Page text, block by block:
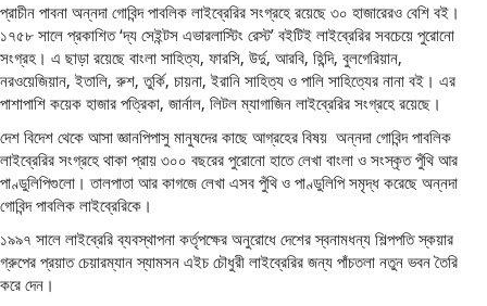
প্রাচীন পাবনা অন্নদা গোবিন্দ পাবলিক লাইব্রেরির সংগ্রহে রয়েছে ৩০ হাজারেরও বেশি বই।
১৭৫৮ সালে প্রকাশিত ‘দ্য সেইন্টস এভারলাস্টিং রেস্ট’ বইটিই লাইব্রেরির সবচেয়ে পুরোনো
সংগ্রহ। এ ছাড়া রয়েছে বাংলা সাহিত্য, ফারসি, উর্দু, আরবি, হিন্দি, বুলগেরিয়ান,
নরওয়েজিয়ান, ইতালি, রুশ, তুর্কি, চায়না, ইরানি সাহিত্য ও পালি সাহিত্যের নানা বই। এর
পাশাপাশি কয়েক হাজার পত্রিকা, জার্নাল, লিটল ম্যাগাজিন লাইব্রেরির সংগ্রহে রয়েছে।
দেশ বিদেশ থেকে আসা জ্ঞানপিপাসু মানুষদের কাছে আগ্রহের বিষয় অন্নদা গোবিন্দ পাবলিক
লাইব্রেরির সংগ্রহে থাকা প্রায় ৩০০ বছরের পুরোনো হাতে লেখা বাংলা ও সংস্কৃত পুঁথি আর
পাণ্ডুলিপিগুলো। তালপাতা আর কাগজে লেখা এসব পুঁথি ও পাণ্ডুলিপি সমৃদ্ধ করেছে অন্নদা
গোবিন্দ পাবলিক লাইব্রেরিকে।
১৯৯৭ সালে লাইব্রেরি ব্যবস্থাপনা কর্তৃপক্ষের অনুরোধে দেশের স্বনামধন্য শিল্পপতি স্কয়ার
গ্রুপের প্রয়াত চেয়ারম্যান স্যামসন এইচ চৌধুরী লাইব্রেরির জন্য পাঁচতলা নতুন ভবন তৈরি
করে দেন।